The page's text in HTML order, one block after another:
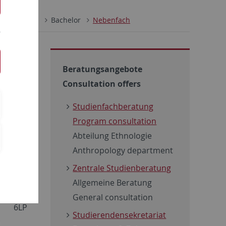
Bachelor Nebenfach
6LP
Beratungsangebote
Consultation offers
Studienfachberatung
Program consultation
Abteilung Ethnologie
Anthropology department
Zentrale Studienberatung
Allgemeine Beratung
General consultation
Studierendensekretariat